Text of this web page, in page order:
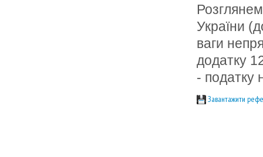
України
ваги
додатку
- податку
Завантажити